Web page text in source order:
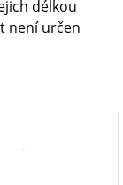
délkou
není určen